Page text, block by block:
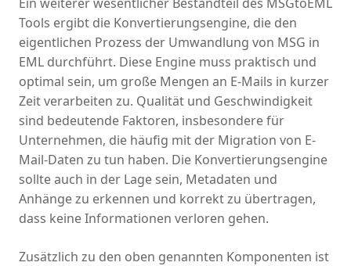
Tools ergibt die Konvertierungsengine, die den
eigentlichen Prozess der Umwandlung von MSG in
EML durchführt. Diese Engine muss praktisch und
optimal sein, um große Mengen an E-Mails in kurzer
Zeit verarbeiten zu. Qualität und Geschwindigkeit
sind bedeutende Faktoren, insbesondere für
Unternehmen, die häufig mit der Migration von E-
Mail-Daten zu tun haben. Die Konvertierungsengine
sollte auch in der Lage sein, Metadaten und
Anhänge zu erkennen und korrekt zu übertragen,
dass keine Informationen verloren gehen.
Zusätzlich zu den oben genannten Komponenten ist